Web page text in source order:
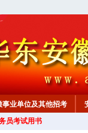
事业单位及其他招考
员考试用书